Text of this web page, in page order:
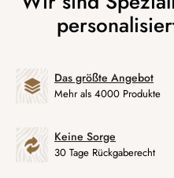
Das größte Angebot
Mehr als 4000 Produkte
Keine Sorge
30 Tage Rückgaberecht